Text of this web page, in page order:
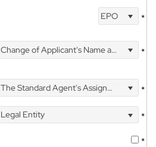
EPO *
Change of Applicant's Name and Address *
The Standard Agent's Assignment
*
Legal Entity
*
*